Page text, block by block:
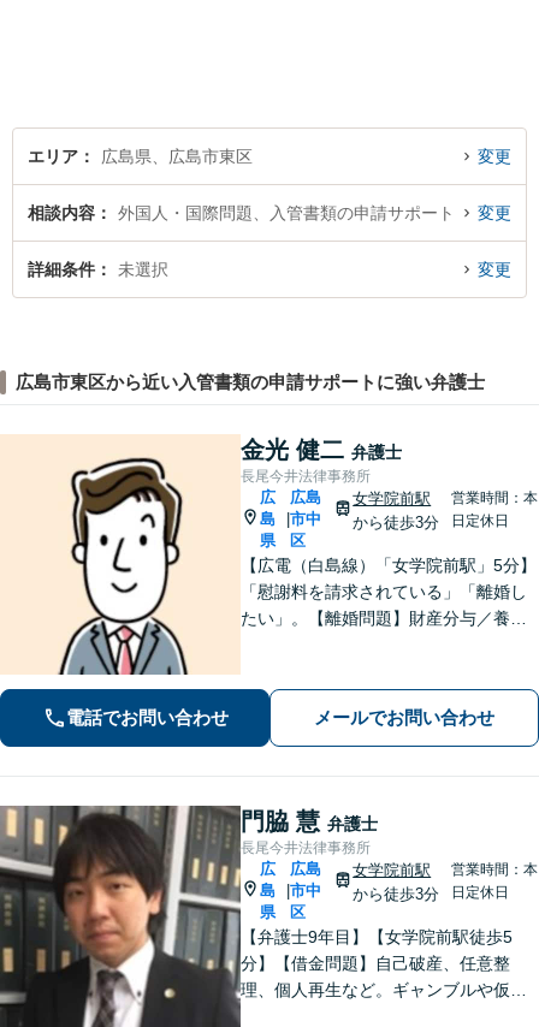
エリア 広島県、広島市東区 変更
相談内容 外国人・国際問題、入管書類の申請サポート 変更
詳細条件 未選択 変更
広島市東区から近い入管書類の申請サポートに強い弁護士
金光 健二 弁護士
長尾今井法律事務所
広
島
県
広島
市中
区
女学院前駅
から徒歩3分
営業時間：本
日定休日
【広電（白島線）「女学院前駅」5分】
「慰謝料を請求されている」「離婚し
たい」。【離婚問題】財産分与／養育
請求など【相続・遺言】料金は明確に
細かく設定【初回相談無料】
電話でお問い合わせ メールでお問い合わせ
門脇 慧 弁護士
長尾今井法律事務所
広
島
県
広島
市中
区
女学院前駅
から徒歩3分
営業時間：本
日定休日
【弁護士9年目】【女学院前駅徒歩5
分】【借金問題】自己破産、任意整
理、個人再生など。ギャンブルや仮想